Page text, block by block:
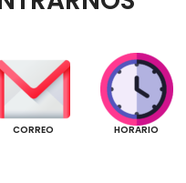
CORREO HORARIO